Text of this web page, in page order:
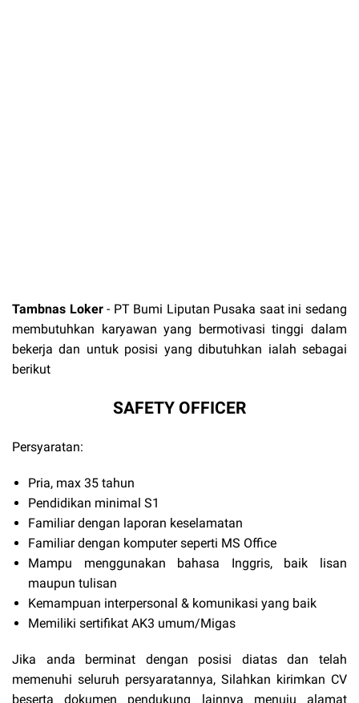
Tambnas Loker- PT Bumi Liputan Pusaka saat ini sedang
membutuhkan karyawan yang bermotivasi tinggi dalam
bekerja dan untuk posisi yang dibutuhkan ialah sebagai
berikut
SAFETY OFFICER
Persyaratan:
Pria, max 35 tahun
Pendidikan minimal S1
Familiar dengan laporan keselamatan
Familiar dengan komputer seperti MS Office
Mampu menggunakan bahasa Inggris, baik lisan
maupun tulisan
Kemampuan interpersonal & komunikasi yang baik
Memiliki sertifikat AK3 umum/Migas
Jika anda berminat dengan posisi diatas dan telah
memenuhi seluruh persyaratannya, Silahkan kirimkan CV
beserta dokumen pendukung lainnya menuju alamat